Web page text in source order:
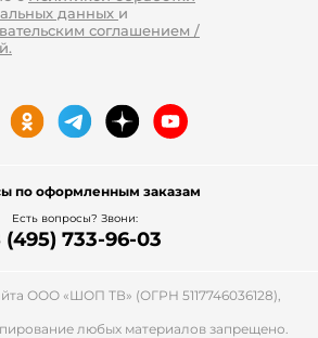
данных и
соглашением /
по оформленным заказам
Есть вопросы? Звони:
(495) 733-96-03
ООО «ШОП ТВ» (ОГРН 5117746036128),
любых материалов запрещено.